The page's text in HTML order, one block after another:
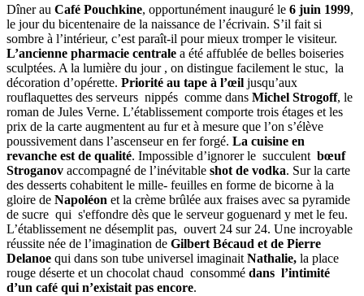
Dîner au Café Pouchkine, opportunément inauguré le 6 juin 1999,
le jour du bicentenaire de la naissance de l’écrivain. S’il fait si
sombre à l’intérieur, c’est paraît-il pour mieux tromper le visiteur.
L’ancienne pharmacie centrale a été affublée de belles boiseries
sculptées. A la lumière du jour , on distingue facilement le stuc, la
décoration d’opérette. Priorité au tape à l’œil jusqu’aux
rouflaquettes des serveurs nippés comme dans Michel Strogoff, le
roman de Jules Verne. L’établissement comporte trois étages et les
prix de la carte augmentent au fur et à mesure que l’on s’élève
poussivement dans l’ascenseur en fer forgé. La cuisine en
revanche est de qualité. Impossible d’ignorer le succulent bœuf
Stroganov accompagné de l’inévitable shot de vodka. Sur la carte
des desserts cohabitent le mille- feuilles en forme de bicorne à la
gloire de Napoléon et la crème brûlée aux fraises avec sa pyramide
de sucre qui s'effondre dès que le serveur goguenard y met le feu.
L’établissement ne désemplit pas, ouvert 24 sur 24. Une incroyable
réussite née de l’imagination de Gilbert Bécaud et de Pierre
Delanoe qui dans son tube universel imaginait Nathalie, la place
rouge déserte et un chocolat chaud consommé dans l’intimité
d’un café qui n’existait pas encore.